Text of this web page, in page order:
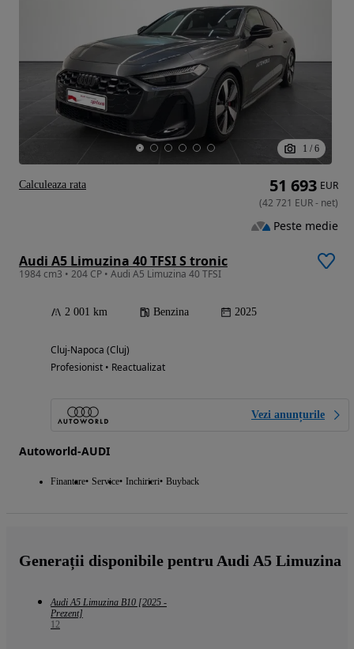
1 / 6
Audi A5 Limuzina 40 TFSI S tronic
1984 cm3 • 204 CP • Audi A5 Limuzina 40 TFSI
2 001 km Benzina 2025
Cluj-Napoca (Cluj)
Profesionist • Reactualizat
Vezi anunțurile
Autoworld-AUDI
Finantare Service Inchirieri Buyback
51 693 EUR
(42 721 EUR- net)
Peste medie
Calculeaza rata
Generații disponibile pentru Audi A5 Limuzina
Audi A5 Limuzina B10 [2025 -
Prezent]
12